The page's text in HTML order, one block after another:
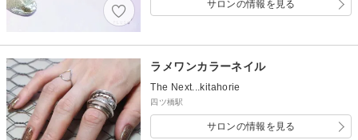
サロンの情報を見る
ラメワンカラーネイル
The Next...kitahorie
四ツ橋駅
サロンの情報を見る